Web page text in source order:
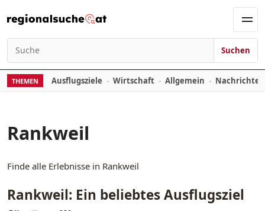
Suchen nach:
Suchen
THEMEN Ausflugsziele Wirtschaft Allgemein
Rankweil
Finde alle Erlebnisse in Rankweil
Rankweil: Ein beliebtes Ausflugsziel